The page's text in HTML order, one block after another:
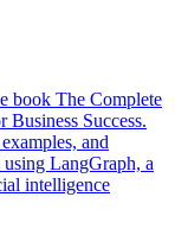
book The Complete
Success.
and
LangGraph, a
intelligence